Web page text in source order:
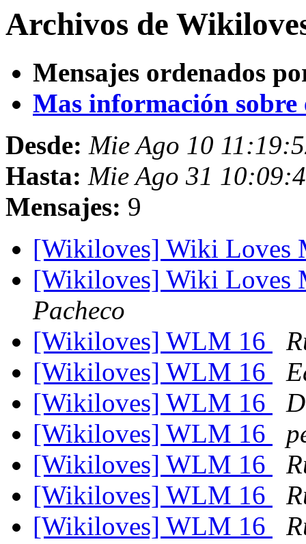
Archivos de
Mensajes ordenados
Mas información sobre
Desde: Mie Ago 10
Hasta: Mie Ago 31
Mensajes: 9
[Wikiloves] Wiki Loves
[Wikiloves] Wiki Loves
Pacheco
[Wikiloves] WLM 16
[Wikiloves] WLM 16
[Wikiloves] WLM 16
[Wikiloves] WLM 16
[Wikiloves] WLM 16
[Wikiloves] WLM 16
[Wikiloves] WLM 16